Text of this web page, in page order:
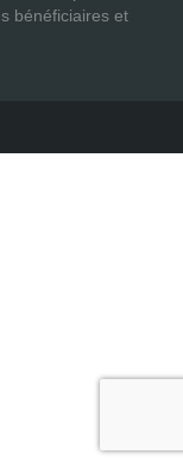
bénéficiaires et